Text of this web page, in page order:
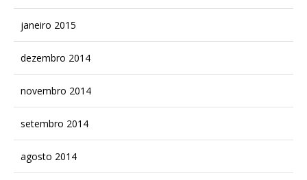
janeiro 2015
dezembro 2014
novembro 2014
setembro 2014
agosto 2014